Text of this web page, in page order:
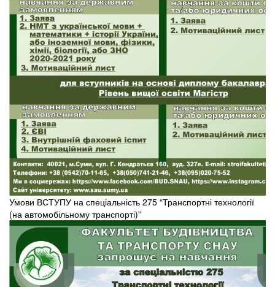
Умови ВСТУПУ на спеціальність 275 “Транспортні технології
(на автомобільному транспорті)”